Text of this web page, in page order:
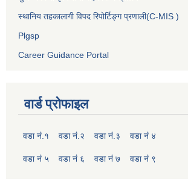
स्थानिय तहकालागी विपद रिपोर्टिङ्ग प्रणाली(C-MIS )
Plgsp
Career Guidance Portal
वार्ड प्रोफाइल
वडा नं.१ वडा नं.२ वडा नं.३ वडा नं ४
वडा नं ५ वडा नं ६ वडा नं ७ वडा नं ९